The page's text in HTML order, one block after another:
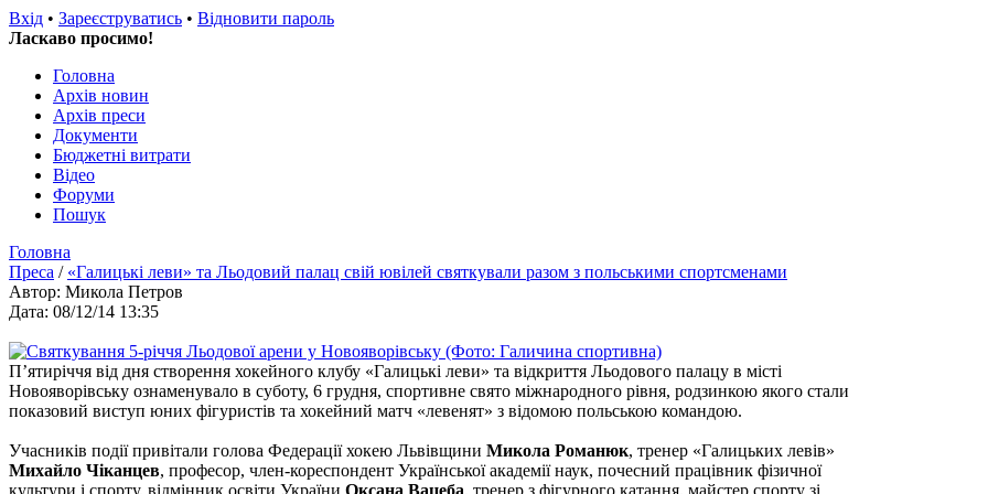
Вхід • Зареєструватись • Відновити пароль
Ласкаво просимо!
Головна
Архів новин
Архів преси
Документи
Бюджетні витрати
Відео
Форуми
Пошук
Головна
Преса / «Галицькі леви» та Льодовий палац свій ювілей святкували разом з польськими спортсменами
Автор: Микола Петров
Дата: 08/12/14 13:35
П’ятиріччя від дня створення хокейного клубу «Галицькі леви» та відкриття Льодового палацу в місті
Новояворівську ознаменувало в суботу, 6 грудня, спортивне свято міжнародного рівня, родзинкою якого стали
показовий виступ юних фігуристів та хокейний матч «левенят» з відомою польською командою.
Учасників події привітали голова Федерації хокею Львівщини Микола Романюк, тренер «Галицьких левів»
Михайло Чіканцев, професор, член-кореспондент Української академії наук, почесний працівник фізичної
культури і спорту, відмінник освіти України Оксана Вацеба, тренер з фігурного катання, майстер спорту зі